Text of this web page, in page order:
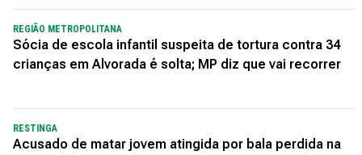
REGIÃO METROPOLITANA
Sócia de escola infantil suspeita de tortura contra 34
crianças em Alvorada é solta; MP diz que vai recorrer
RESTINGA
Acusado de matar jovem atingida por bala perdida na